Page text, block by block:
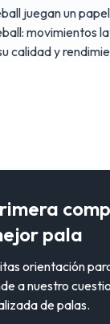
juegan un
movimientos
calidad y
pala
orientación
a nuestro
de palas.